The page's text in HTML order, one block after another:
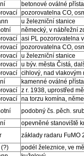
betonové oválné
pozorovatelna CO,
u železniční stanice
německý, v nábřežní
asi PL pozorovatelna
pozorovatelna CO,
u železniční stanice
u býv. města Čistá,
cihlový, nad vlakovým
kamenné oválné
z r. 1938, uprostřed
na torzu komína,
podobný čs. pěch.
opevněné stanoviště
základy radaru FuMO
(?)
podél železnice, ve